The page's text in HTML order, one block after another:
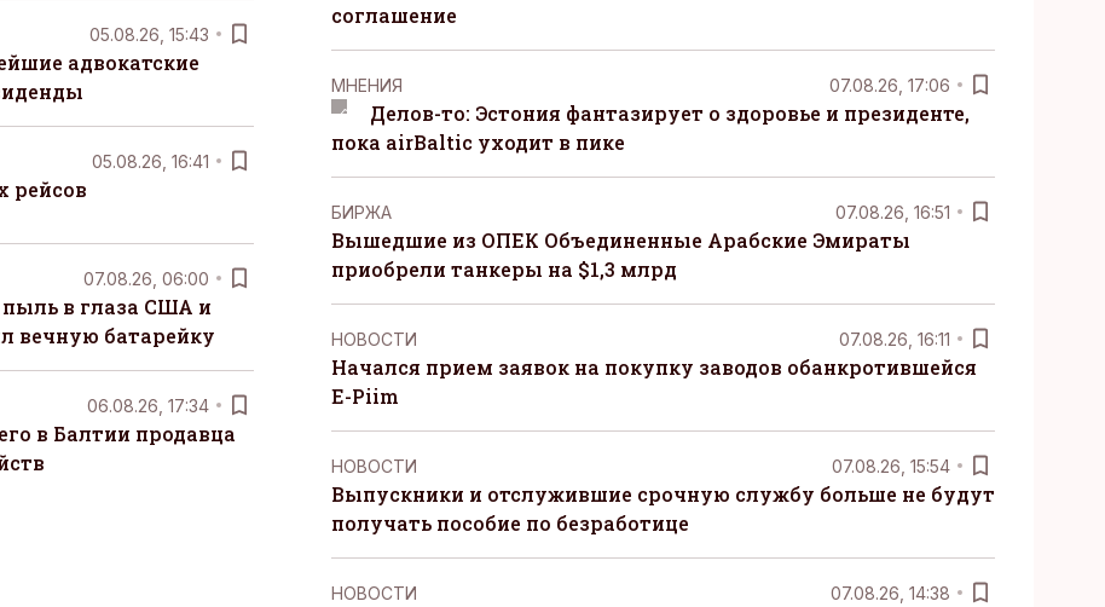
05.08.26, 15:43
адвокатские
05.08.26, 16:41
рейсов
07.08.26, 06:00
пыль в глаза США и
вечную батарейку
06.08.26, 17:34
в Балтии продавца
соглашение
MНЕНИЯ 07.08.26, 17:06
Делов-то: Эстония фантазирует о здоровье и президенте,
пока airBaltic уходит в пике
БИРЖА 07.08.26, 16:51
Вышедшие из ОПЕК Объединенные Арабские Эмираты
приобрели танкеры на $1,3 млрд
НОВОСТИ 07.08.26, 16:11
Начался прием заявок на покупку заводов обанкротившейся
E-Piim
НОВОСТИ 07.08.26, 15:54
Выпускники и отслужившие срочную службу больше не будут
получать пособие по безработице
НОВОСТИ 07.08.26, 14:38